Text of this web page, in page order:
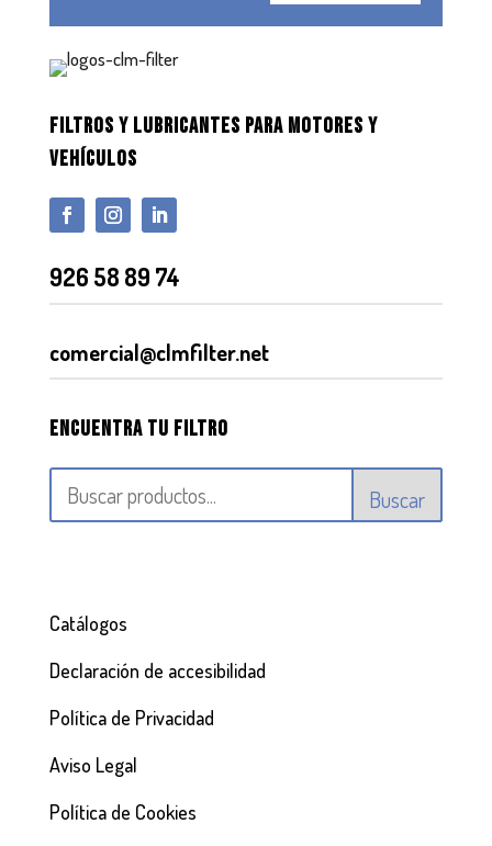
FILTROS Y LUBRICANTES PARA MOTORES Y
VEHÍCULOS
926 58 89 74
comercial@clmfilter.net
Encuentra tu filtro
Buscar
Catálogos
Declaración de accesibilidad
Política de Privacidad
Aviso Legal
Política de Cookies